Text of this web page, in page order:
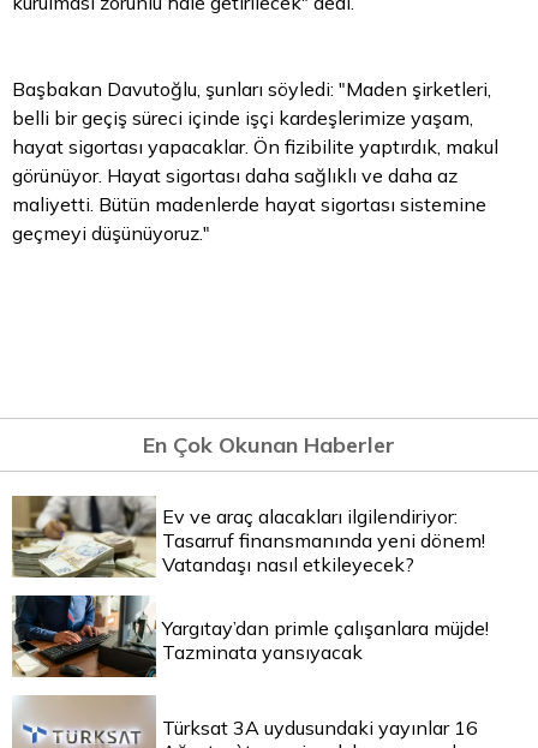
Başbakan Davutoğlu, şunları söyledi: "Maden şirketleri,
belli bir geçiş süreci içinde işçi kardeşlerimize yaşam,
hayat sigortası yapacaklar. Ön fizibilite yaptırdık, makul
görünüyor. Hayat sigortası daha sağlıklı ve daha az
maliyetti. Bütün madenlerde hayat sigortası sistemine
geçmeyi düşünüyoruz."
En Çok Okunan Haberler
Ev ve araç alacakları ilgilendiriyor:
Tasarruf finansmanında yeni dönem!
Vatandaşı nasıl etkileyecek?
Yargıtay’dan primle çalışanlara müjde!
Tazminata yansıyacak
Türksat 3A uydusundaki yayınlar 16